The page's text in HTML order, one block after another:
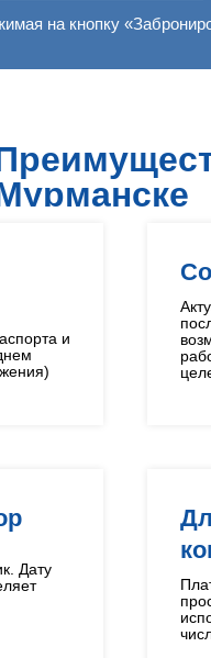
на кнопку
и
Дату